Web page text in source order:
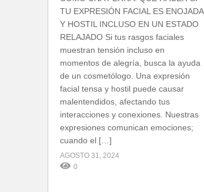
TU EXPRESIÓN FACIAL ES ENOJADA
Y HOSTIL INCLUSO EN UN ESTADO
RELAJADO Si tus rasgos faciales
muestran tensión incluso en
momentos de alegría, busca la ayuda
de un cosmetólogo. Una expresión
facial tensa y hostil puede causar
malentendidos, afectando tus
interacciones y conexiones. Nuestras
expresiones comunican emociones;
cuando el […]
AGOSTO 31, 2024
0